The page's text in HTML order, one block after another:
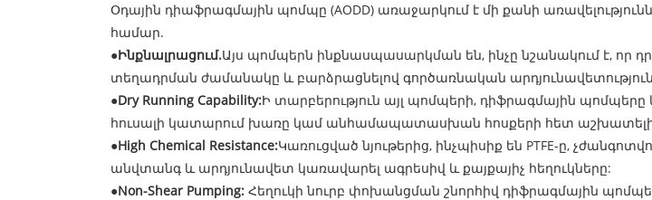
Օդային դիաֆրագմային պոմպը (AODD) առաջարկում է մի քանի
համար.
●Ինքնալրացում.Այս պոմպերն ինքնասպասարկման են, ինչը նշանակում է, որ
տեղադրման ժամանակը և բարձրացնելով գործառնական
●Dry Running Capability:Ի տարբերություն այլ պոմպերի, դիֆրագմային
հուսալի կատարում խառը կամ անհամապատասխան հոսքերի հետ
●High Chemical Resistance:Կառուցված նյութերից, ինչպիսիք են PTFE-ը,
անվտանգ և արդյունավետ կառավարել ագրեսիվ և քայքայիչ հեղուկները:
●Non-Shear Pumping: Հեղուկի նուրբ փոխանցման շնորհիվ դիֆրագմային